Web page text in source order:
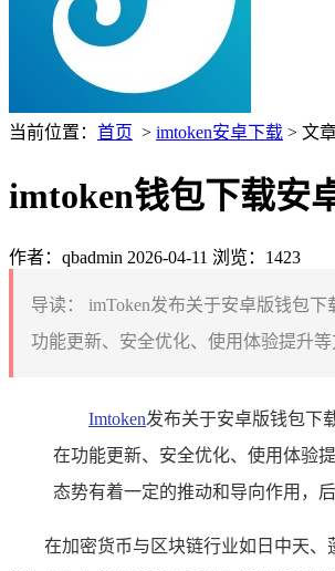
当前位置： 首页 > imtoken安卓下载 > 文
imtoken钱包下载安
作者：qbadmin 2026-04-11 浏览：1423
导读：
imToken发布关于安卓版钱包
功能更新、安全优化、使用体验提升
Imtoken发布关于安卓版钱包下
在功能更新、安全优化、使用体验
态势有着一定的推动和导向作用，
在加密货币与区块链行业如日中天、